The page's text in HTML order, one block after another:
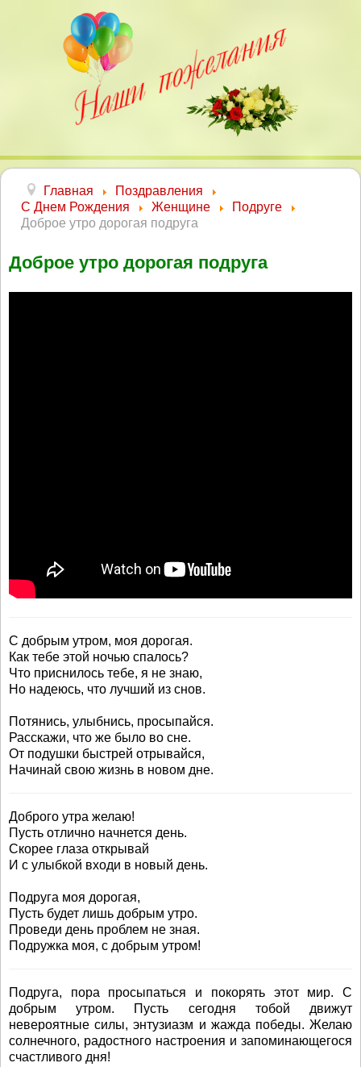
Главная
Поздравления
С Днем Рождения
Женщине
Подруге
Доброе утро дорогая подруга
Доброе утро дорогая подруга
С добрым утром, моя дорогая.
Как тебе этой ночью спалось?
Что приснилось тебе, я не знаю,
Но надеюсь, что лучший из снов.
Потянись, улыбнись, просыпайся.
Расскажи, что же было во сне.
От подушки быстрей отрывайся,
Начинай свою жизнь в новом дне.
Доброго утра желаю!
Пусть отлично начнется день.
Скорее глаза открывай
И с улыбкой входи в новый день.
Подруга моя дорогая,
Пусть будет лишь добрым утро.
Проведи день проблем не зная.
Подружка моя, с добрым утром!
Подруга, пора просыпаться и покорять этот мир. С
добрым утром. Пусть сегодня тобой движут
невероятные силы, энтузиазм и жажда победы. Желаю
солнечного, радостного настроения и запоминающегося
счастливого дня!